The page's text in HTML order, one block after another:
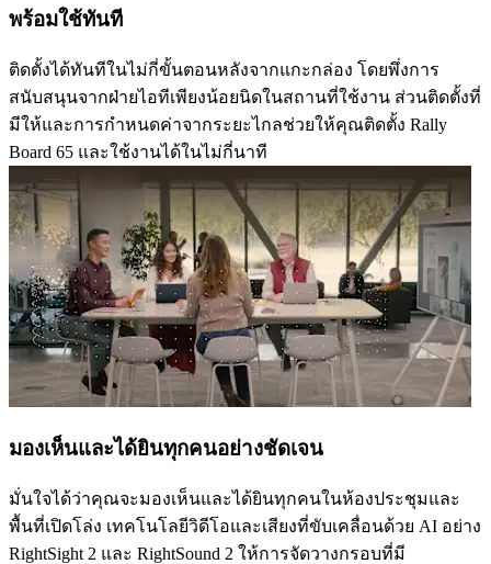
พร้อมใช้ทันที
ติดตั้งได้ทันทีในไม่กี่ขั้นตอนหลังจากแกะกล่อง โดยพึ่งการ
สนับสนุนจากฝ่ายไอทีเพียงน้อยนิดในสถานที่ใช้งาน ส่วนติดตั้งที่
มีให้และการกำหนดค่าจากระยะไกลช่วยให้คุณติดตั้ง Rally
Board 65 และใช้งานได้ในไม่กี่นาที
มองเห็นและได้ยินทุกคนอย่างชัดเจน
มั่นใจได้ว่าคุณจะมองเห็นและได้ยินทุกคนในห้องประชุมและ
พื้นที่เปิดโล่ง เทคโนโลยีวิดีโอและเสียงที่ขับเคลื่อนด้วย AI อย่าง
RightSight 2 และ RightSound 2 ให้การจัดวางกรอบที่มี